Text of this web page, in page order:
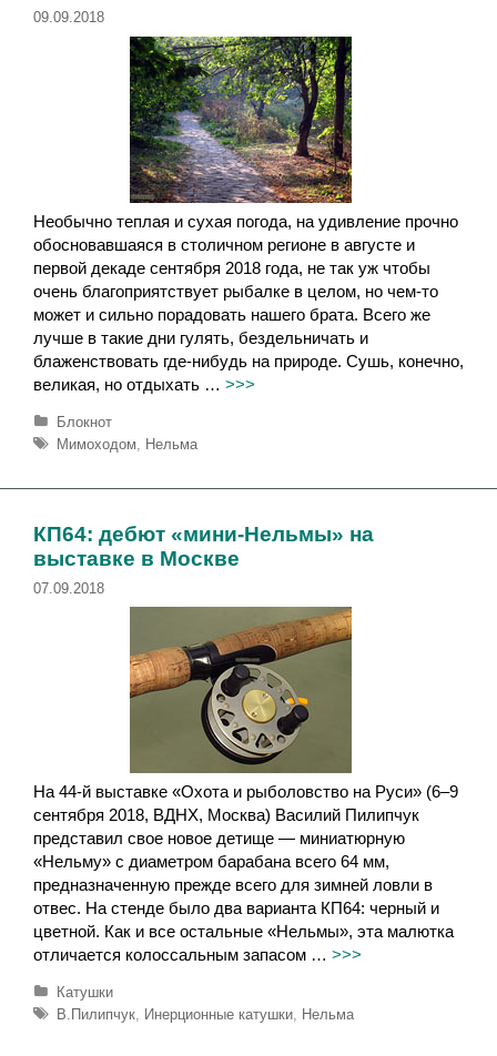
09.09.2018
Необычно теплая и сухая погода, на удивление прочно
обосновавшаяся в столичном регионе в августе и
первой декаде сентября 2018 года, не так уж чтобы
очень благоприятствует рыбалке в целом, но чем-то
может и сильно порадовать нашего брата. Всего же
лучше в такие дни гулять, бездельничать и
блаженствовать где-нибудь на природе. Сушь, конечно,
великая, но отдыхать … >>>
Р
у
к
и
Блокнот
М
т
и
Мимоходом Нельма
КП64: дебют «мини-Нельмы» на
выставке в Москве
07.09.2018
На 44-й выставке «Охота и рыболовство на Руси» (6–9
сентября 2018, ВДНХ, Москва) Василий Пилипчук
представил свое новое детище — миниатюрную
«Нельму» с диаметром барабана всего 64 мм,
предназначенную прежде всего для зимней ловли в
отвес. На стенде было два варианта КП64: черный и
цветной. Как и все остальные «Нельмы», эта малютка
отличается колоссальным запасом … >>>
Р
у
Катушки
М
В.Пилипчук, Инерционные катушки, Нельма